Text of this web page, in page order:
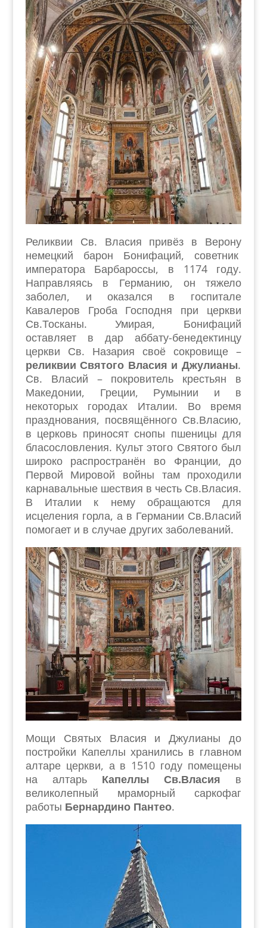
Реликвии Св. Власия привёз в Верону
немецкий барон Бонифаций, советник
императора Барбароссы, в 1174 году.
Направляясь в Германию, он тяжело
заболел, и оказался в госпитале
Кавалеров Гроба Господня при церкви
Св.Тосканы. Умирая, Бонифаций
оставляет в дар аббату-бенедектинцу
церкви Св. Назария своё сокровище –
реликвии Святого Власия и Джулианы.
Св. Власий – покровитель крестьян в
Македонии, Греции, Румынии и в
некоторых городах Италии. Во время
празднования, посвящённого Св.Власию,
в церковь приносят снопы пшеницы для
бласословления. Культ этого Святого был
широко распространён во Франции, до
Первой Мировой войны там проходили
карнавальные шествия в честь Св.Власия.
В Италии к нему обращаются для
исцеления горла, а в Германии Св.Власий
помогает и в случае других заболеваний.
Мощи Святых Власия и Джулианы до
постройки Капеллы хранились в главном
алтаре церкви, а в 1510 году помещены
на алтарь Капеллы Св.Власия в
великолепный мраморный саркофаг
работы Бернардино Пантео.